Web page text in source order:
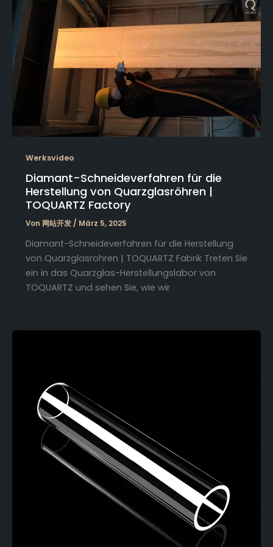
Werksvideo
Diamant-Schneideverfahren für die
Herstellung von Quarzglasröhren |
TOQUARTZ Factory
Von 网站开发/ März 5, 2025
Diamant-Schneideverfahren für die Herstellung
von Quarzglasrohren | TOQUARTZ Fabrik Treten Sie
ein in das Quarzglas-Herstellungslabor von
TOQUARTZ und sehen Sie, wie wir